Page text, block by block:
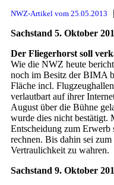
NWZ-Artikel vom 25.05.2013
Sachstand 5. Oktober
Der Fliegerhorst soll
Wie die NWZ heute
noch im Besitz der BIMA
Fläche incl.
verlautbart auf ihrer
August über die Bühne
wurde dies nicht bestätigt.
Entscheidung zum Erwerb
rechnen. Bis dahin sei
Vertraulichkeit zu wahren.
Sachstand 9. Oktober